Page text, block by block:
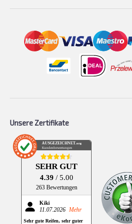
Unsere Zertifikate
AUSGEZEICHNET .org
Kundenbewertungen
SEHR GUT
4.39 / 5.00
263 Bewertungen
Kiki
11.07.2026 Mehr
Sehr gute Reifen, sehr guter